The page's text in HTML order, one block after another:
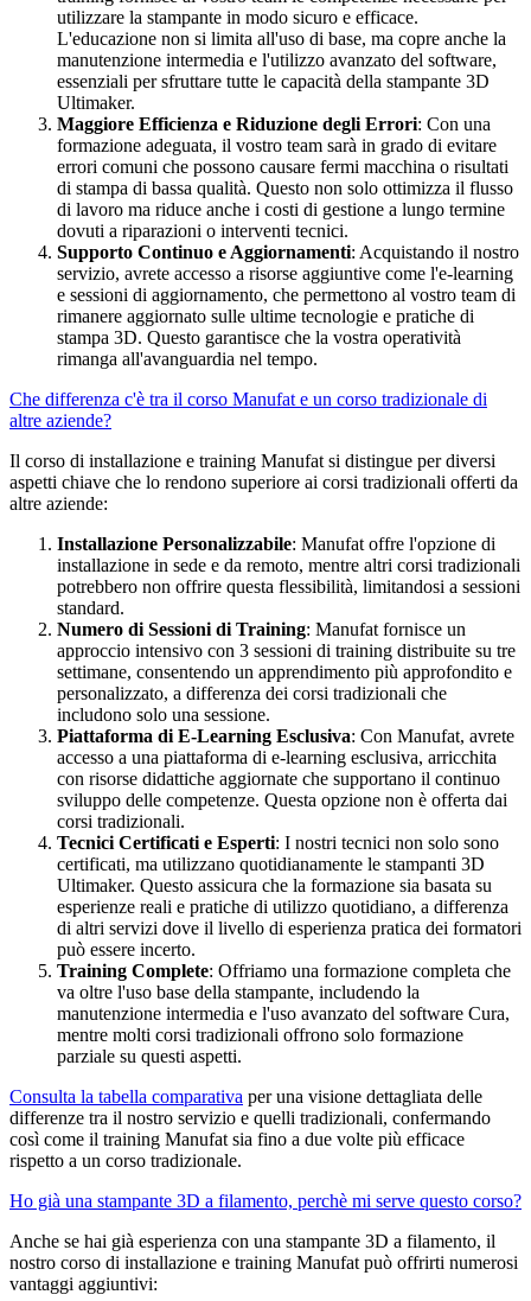
utilizzare la stampante in modo sicuro e efficace.
L'educazione non si limita all'uso di base, ma copre anche la
manutenzione intermedia e l'utilizzo avanzato del software,
essenziali per sfruttare tutte le capacità della stampante 3D
Ultimaker.
Maggiore Efficienza e Riduzione degli Errori: Con una
formazione adeguata, il vostro team sarà in grado di evitare
errori comuni che possono causare fermi macchina o risultati
di stampa di bassa qualità. Questo non solo ottimizza il flusso
di lavoro ma riduce anche i costi di gestione a lungo termine
dovuti a riparazioni o interventi tecnici.
Supporto Continuo e Aggiornamenti: Acquistando il nostro
servizio, avrete accesso a risorse aggiuntive come l'e-learning
e sessioni di aggiornamento, che permettono al vostro team di
rimanere aggiornato sulle ultime tecnologie e pratiche di
stampa 3D. Questo garantisce che la vostra operatività
rimanga all'avanguardia nel tempo.
Che differenza c'è tra il corso Manufat e un corso tradizionale di
altre aziende?
Il corso di installazione e training Manufat si distingue per diversi
aspetti chiave che lo rendono superiore ai corsi tradizionali offerti da
altre aziende:
Installazione Personalizzabile: Manufat offre l'opzione di
installazione in sede e da remoto, mentre altri corsi tradizionali
potrebbero non offrire questa flessibilità, limitandosi a sessioni
standard.
Numero di Sessioni di Training: Manufat fornisce un
approccio intensivo con 3 sessioni di training distribuite su tre
settimane, consentendo un apprendimento più approfondito e
personalizzato, a differenza dei corsi tradizionali che
includono solo una sessione.
Piattaforma di E-Learning Esclusiva: Con Manufat, avrete
accesso a una piattaforma di e-learning esclusiva, arricchita
con risorse didattiche aggiornate che supportano il continuo
sviluppo delle competenze. Questa opzione non è offerta dai
corsi tradizionali.
Tecnici Certificati e Esperti: I nostri tecnici non solo sono
certificati, ma utilizzano quotidianamente le stampanti 3D
Ultimaker. Questo assicura che la formazione sia basata su
esperienze reali e pratiche di utilizzo quotidiano, a differenza
di altri servizi dove il livello di esperienza pratica dei formatori
può essere incerto.
Training Complete: Offriamo una formazione completa che
va oltre l'uso base della stampante, includendo la
manutenzione intermedia e l'uso avanzato del software Cura,
mentre molti corsi tradizionali offrono solo formazione
parziale su questi aspetti.
Consulta la tabella comparativa per una visione dettagliata delle
differenze tra il nostro servizio e quelli tradizionali, confermando
così come il training Manufat sia fino a due volte più efficace
rispetto a un corso tradizionale.
Ho già una stampante 3D a filamento, perchè mi serve questo corso?
Anche se hai già esperienza con una stampante 3D a filamento, il
nostro corso di installazione e training Manufat può offrirti numerosi
vantaggi aggiuntivi: